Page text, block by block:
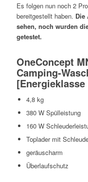
Es folgen nun noch 2
bereitgestellt haben. Die
sehen, noch wurden
getestet.
OneConcept
Camping-
[Energieklasse
4,8 kg
380 W Spülleistung
160 W
Toplader mit
geräuscharm
Überlaufschutz